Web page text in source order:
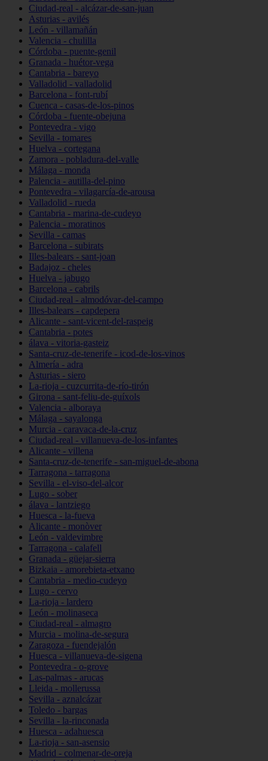
Ciudad-real - alcázar-de-san-juan
Asturias - avilés
León - villamañán
Valencia - chulilla
Córdoba - puente-genil
Granada - huétor-vega
Cantabria - bareyo
Valladolid - valladolid
Barcelona - font-rubí
Cuenca - casas-de-los-pinos
Córdoba - fuente-obejuna
Pontevedra - vigo
Sevilla - tomares
Huelva - cortegana
Zamora - pobladura-del-valle
Málaga - monda
Palencia - autilla-del-pino
Pontevedra - vilagarcía-de-arousa
Valladolid - rueda
Cantabria - marina-de-cudeyo
Palencia - moratinos
Sevilla - camas
Barcelona - subirats
Illes-balears - sant-joan
Badajoz - cheles
Huelva - jabugo
Barcelona - cabrils
Ciudad-real - almodóvar-del-campo
Illes-balears - capdepera
Alicante - sant-vicent-del-raspeig
Cantabria - potes
álava - vitoria-gasteiz
Santa-cruz-de-tenerife - icod-de-los-vinos
Almería - adra
Asturias - siero
La-rioja - cuzcurrita-de-río-tirón
Girona - sant-feliu-de-guíxols
Valencia - alboraya
Málaga - sayalonga
Murcia - caravaca-de-la-cruz
Ciudad-real - villanueva-de-los-infantes
Alicante - villena
Santa-cruz-de-tenerife - san-miguel-de-abona
Tarragona - tarragona
Sevilla - el-viso-del-alcor
Lugo - sober
álava - lantziego
Huesca - la-fueva
Alicante - monòver
León - valdevimbre
Tarragona - calafell
Granada - güejar-sierra
Bizkaia - amorebieta-etxano
Cantabria - medio-cudeyo
Lugo - cervo
La-rioja - lardero
León - molinaseca
Ciudad-real - almagro
Murcia - molina-de-segura
Zaragoza - fuendejalón
Huesca - villanueva-de-sigena
Pontevedra - o-grove
Las-palmas - arucas
Lleida - mollerussa
Sevilla - aznalcázar
Toledo - bargas
Sevilla - la-rinconada
Huesca - adahuesca
La-rioja - san-asensio
Madrid - colmenar-de-oreja